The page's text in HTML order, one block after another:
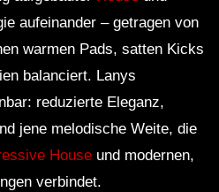
aufeinander – getragen von
warmen Pads, satten Kicks
balanciert. Lanys
reduzierte Eleganz,
jene melodische Weite, die
House und modernen,
verbindet.